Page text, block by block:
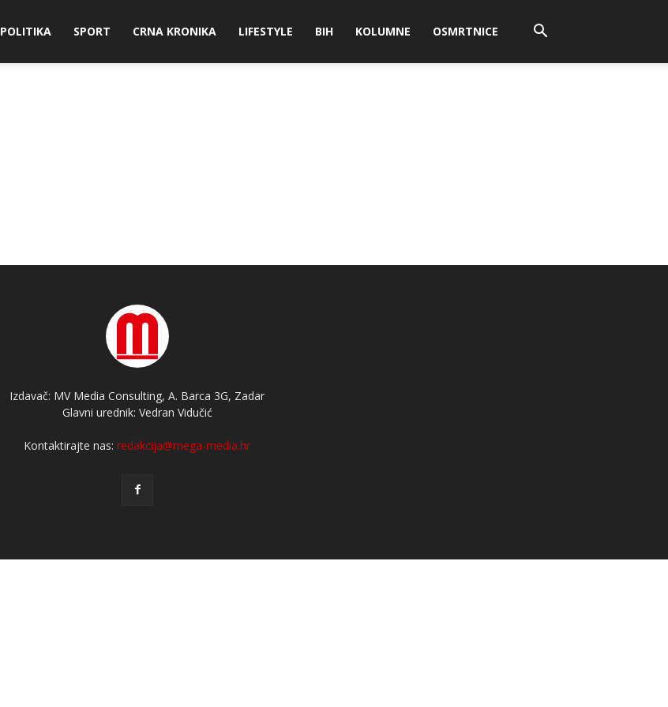
POLITIKA SPORT CRNA KRONIKA LIFESTYLE BIH KOLUMNE OSMRTNICE
Izdavač: MV Media Consulting, A. Barca 3G, Zadar
Glavni urednik: Vedran Vidučić
Kontaktirajte nas:redakcija@mega-media.hr